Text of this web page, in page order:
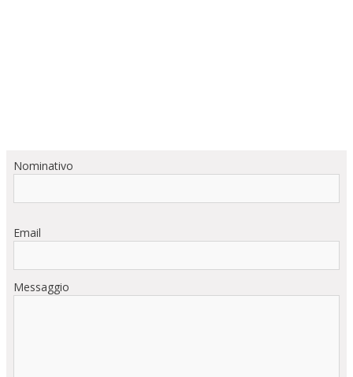
Nominativo
Email
Messaggio